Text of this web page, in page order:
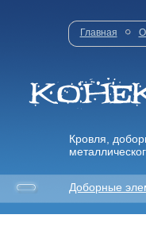
Главная О
Кровля,
Доборные